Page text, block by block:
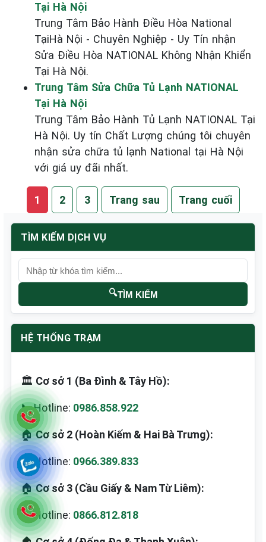
Tại Hà Nội
Trung Tâm Bảo Hành Điều Hòa National
TạiHà Nội - Chuyên Nghiệp - Uy Tín nhận
Sửa Điều Hòa NATIONAL Không Nhận Khiển
Tại Hà Nội.
Trung Tâm Sửa Chữa Tủ Lạnh NATIONAL
Tại Hà Nội
Trung Tâm Bảo Hành Tủ Lạnh NATIONAL Tại
Hà Nội. Uy tín Chất Lượng chúng tôi chuyên
nhận sửa chữa tủ lạnh National tại Hà Nội
với giá uy đãi nhất.
1 2 3 Trang sau Trang cuối
TÌM KIẾM DỊCH VỤ
🔍TÌM KIẾM
HỆ THỐNG TRẠM
🏛️ Cơ sở 1 (Ba Đình & Tây Hồ):
📞 Hotline: 0986.858.922
🏠Cơ sở 2 (Hoàn Kiếm & Hai Bà Trưng):
📞 Hotline: 0966.389.833
🏠Cơ sở 3 (Cầu Giấy & Nam Từ Liêm):
📞 Hotline: 0866.812.818